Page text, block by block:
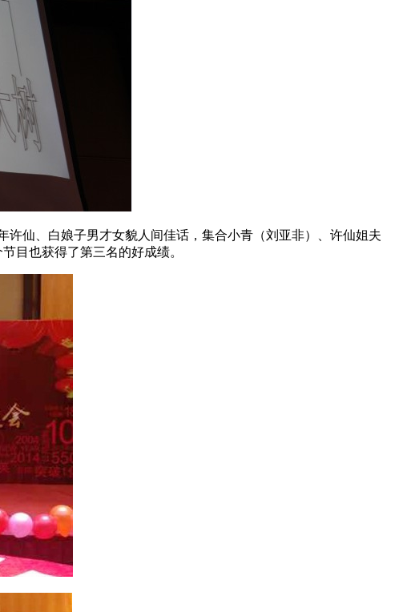
仙、白娘子男才女貌人间佳话，集合小青（刘亚非）、许仙姐夫
目也获得了第三名的好成绩。